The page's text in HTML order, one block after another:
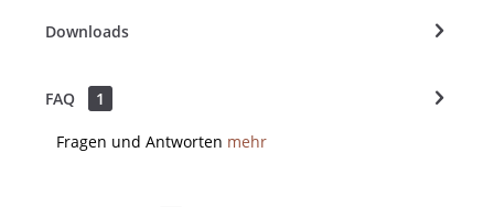
Downloads
FAQ 1
Fragen und Antworten mehr